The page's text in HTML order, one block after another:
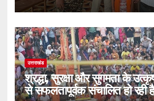
उत्तराखंड
श्रद्धा, सुरक्षा और सुगमता के
से सफलतापूर्वक संचालित हो रही